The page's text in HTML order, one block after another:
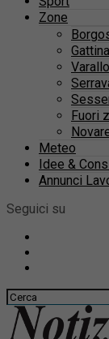
Zone
Fuori
Meteo
Idee &
Annunci
Seguici su